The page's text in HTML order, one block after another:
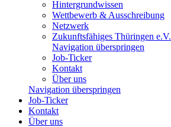
Hintergrundwissen
Wettbewerb & Ausschreibung
Netzwerk
Zukunftsfähiges Thüringen e.V.
Navigation überspringen
Job-Ticker
Kontakt
Über uns
Navigation überspringen
Job-Ticker
Kontakt
Über uns